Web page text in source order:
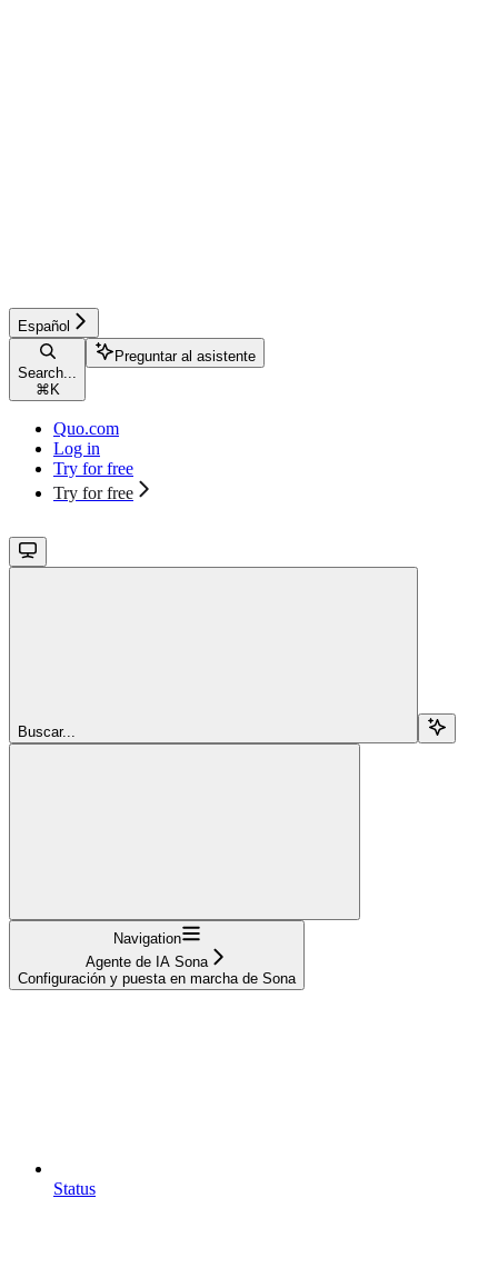
Español
Search...
⌘ K
Preguntar al asistente
Quo.com
Log in
Try for free
Try for free
Buscar...
Navigation
Agente de IA Sona
Configuración y puesta en marcha de Sona
Status